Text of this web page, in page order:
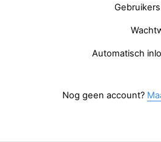
Automatisch
Nog geen account?